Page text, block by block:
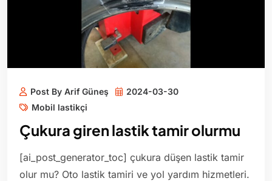
Post By Arif Güneş
2024-03-30
Mobil lastikçi
Çukura giren lastik tamir olurmu
[ai_post_generator_toc] çukura düşen lastik tamir
olur mu? Oto lastik tamiri ve yol yardım hizmetleri.